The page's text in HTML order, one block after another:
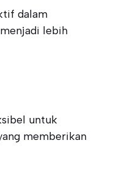
dalam
lebih
untuk
memberikan